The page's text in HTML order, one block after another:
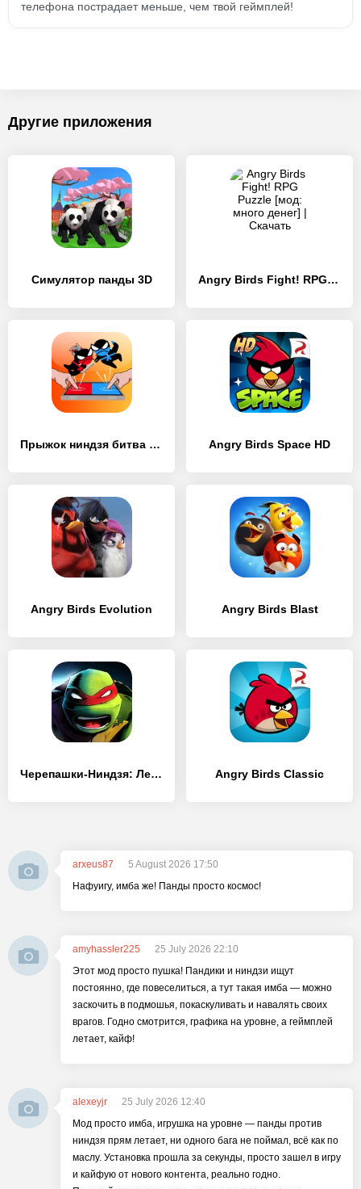
телефона пострадает меньше, чем твой геймплей!
Другие приложения
Симулятор панды 3D Angry Birds Fight! RPG Puzzle
Прыжок ниндзя битва - 2 игрока Angry Birds Space HD
Angry Birds Evolution Angry Birds Blast
Черепашки-Ниндзя: Легенды Angry Birds Classic
arxeus87
5 August 2026 17:50
Нафуигу, имба же! Панды просто космос!
amyhassler225
25 July 2026 22:10
Этот мод просто пушка! Пандики и ниндзи ищут
постоянно, где повеселиться, а тут такая имба — можно
заскочить в подмошья, покаскуливать и навалять своих
врагов. Годно смотрится, графика на уровне, а геймплей
летает, кайф!
alexeyjr
25 July 2026 12:40
Мод просто имба, игрушка на уровне — панды против
ниндзя прям летает, ни одного бага не поймал, всё как по
маслу. Установка прошла за секунды, просто зашел в игру
и кайфую от нового контента, реально годно.